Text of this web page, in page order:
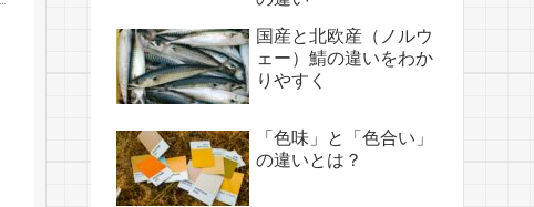
国産と北欧産（ノルウ
ェー）鯖の違いをわか
りやすく
「色味」と「色合い」
の違いとは？